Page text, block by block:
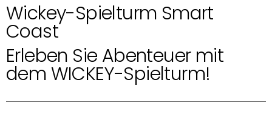
Wickey-Spielturm Smart
Coast
Erleben Sie Abenteuer mit
dem WICKEY-Spielturm!